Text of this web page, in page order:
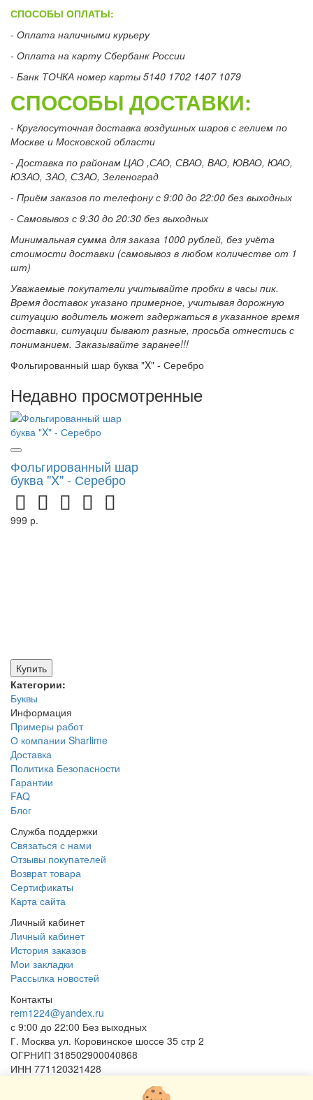
СПОСОБЫ ОПЛАТЫ:
- Оплата наличными курьеру
- Оплата на карту Сбербанк России
- Банк ТОЧКА номер карты 5140 1702 1407 1079
СПОСОБЫ ДОСТАВКИ:
- Круглосуточная доставка воздушных шаров с гелием по
Москве и Московской области
- Доставка по районам ЦАО ,САО, СВАО, ВАО, ЮВАО, ЮАО,
ЮЗАО, ЗАО, СЗАО, Зеленоград
- Приём заказов по телефону с 9:00 до 22:00 без выходных
- Самовывоз с 9:30 до 20:30 без выходных
Минимальная сумма для заказа 1000 рублей, без учёта
стоимости доставки (самовывоз в любом количестве от 1
шт)
Уважаемые покупатели учитывайте пробки в часы пик.
Время доставок указано примерное, учитывая дорожную
ситуацию водитель может задержаться в указанное время
доставки, ситуации бывают разные, просьба отнестись с
пониманием. Заказывайте заранее!!!
Фольгированный шар буква "X" - Серебро
Недавно просмотренные
Фольгированный шар
буква "X" - Серебро
999 р.
Купить
Категории:
Буквы
Информация
Примеры работ
О компании Sharlime
Доставка
Политика Безопасности
Гарантии
FAQ
Блог
Служба поддержки
Связаться с нами
Отзывы покупателей
Возврат товара
Сертификаты
Карта сайта
Личный кабинет
Личный кабинет
История заказов
Мои закладки
Рассылка новостей
Контакты
rem1224@yandex.ru
с 9:00 до 22:00 Без выходных
Г. Москва ул. Коровинское шоссе 35 стр 2
ОГРНИП 318502900040868
ИНН 771120321428